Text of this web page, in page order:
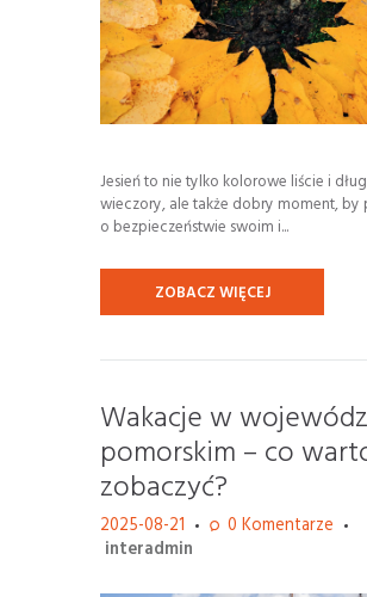
Jesień to nie tylko kolorowe liście i
wieczory, ale także dobry moment, by
o bezpieczeństwie swoim i...
ZOBACZ WIĘCEJ
Wakacje w
pomorskim – co
zobaczyć?
2025-08-21 0 Komentarze
interadmin